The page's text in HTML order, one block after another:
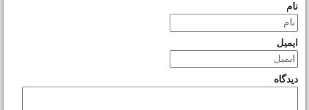
نام
ایمیل
دیدگاه